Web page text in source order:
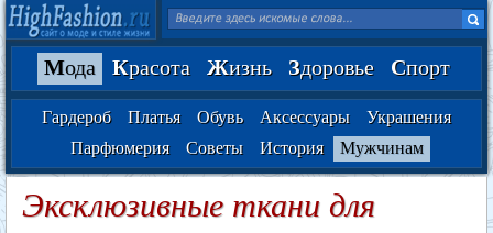
Мода Красота Жизнь Здоровье Спорт
Гардероб Платья Обувь Аксессуары
Украшения
Парфюмерия
Советы История Мужчинам
Эксклюзивные ткани для